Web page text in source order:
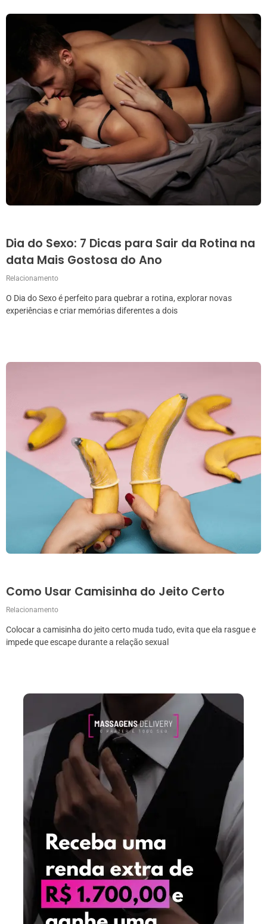
Dia do Sexo: 7 Dicas para Sair da Rotina na
data Mais Gostosa do Ano
Relacionamento
O Dia do Sexo é perfeito para quebrar a rotina, explorar novas
experiências e criar memórias diferentes a dois
Como Usar Camisinha do Jeito Certo
Relacionamento
Colocar a camisinha do jeito certo muda tudo, evita que ela rasgue e
impede que escape durante a relação sexual